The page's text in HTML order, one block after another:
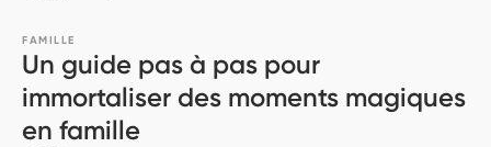
FAMILLE
Un guide pas à pas pour
immortaliser des moments magiques
en famille